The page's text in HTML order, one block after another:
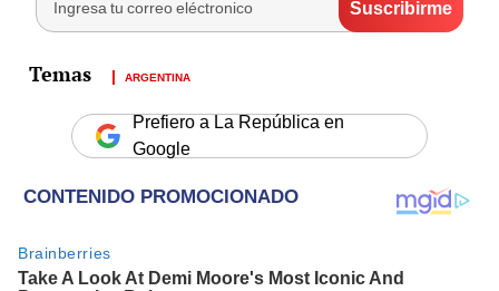
ARGENTINA
Prefiero a La República en
Google